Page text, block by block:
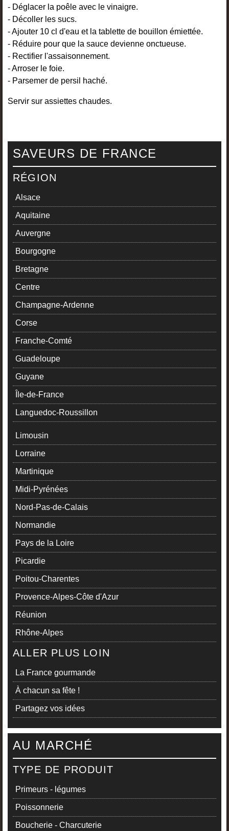
- Déglacer la poêle avec le vinaigre.
- Décoller les sucs.
- Ajouter 10 cl d'eau et la tablette de bouillon émiettée.
- Réduire pour que la sauce devienne onctueuse.
- Rectifier l'assaisonnement.
- Arroser le foie.
- Parsemer de persil haché.
Servir sur assiettes chaudes.
SAVEURS DE FRANCE
RÉGION
Alsace
Aquitaine
Auvergne
Bourgogne
Bretagne
Centre
Champagne-Ardenne
Corse
Franche-Comté
Guadeloupe
Guyane
Île-de-France
Languedoc-Roussillon
Limousin
Lorraine
Martinique
Midi-Pyrénées
Nord-Pas-de-Calais
Normandie
Pays de la Loire
Picardie
Poitou-Charentes
Provence-Alpes-Côte d'Azur
Réunion
Rhône-Alpes
ALLER PLUS LOIN
La France gourmande
À chacun sa fête !
Partagez vos idées
AU MARCHÉ
TYPE DE PRODUIT
Primeurs - légumes
Poissonnerie
Boucherie - Charcuterie